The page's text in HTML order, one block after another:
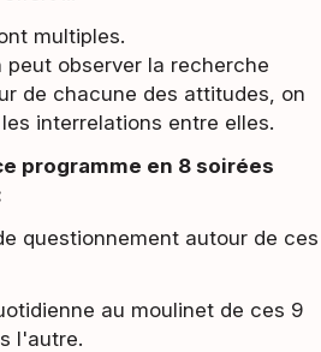
multiples.
peut observer la recherche
de chacune des attitudes, on
interrelations entre elles.
programme en 8 soirées
questionnement autour de ces
au moulinet de ces 9
l'autre.